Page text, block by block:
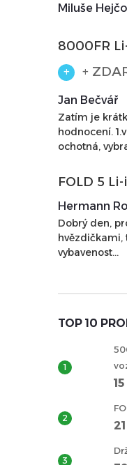
Miluše
+
Jan Bečvář
Zatím je
hodnocení.
ochotná,
FOLD 5
Hermann
Dobrý den,
vybavenost...
TOP 10